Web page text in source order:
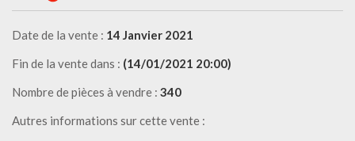
Date de la vente : 14 Janvier 2021
Fin de la vente dans : (14/01/2021 20:00)
Nombre de pièces à vendre : 340
Autres informations sur cette vente :